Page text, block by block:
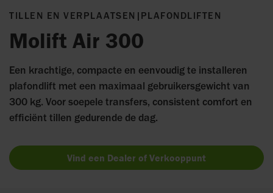
TILLEN EN VERPLAATSEN | PLAFONDLIFTEN
Molift Air 300
Een krachtige, compacte en eenvoudig te installeren
plafondlift met een maximaal gebruikersgewicht van
300 kg. Voor soepele transfers, consistent comfort en
efficiënt tillen gedurende de dag.
Vind een Dealer of Verkooppunt